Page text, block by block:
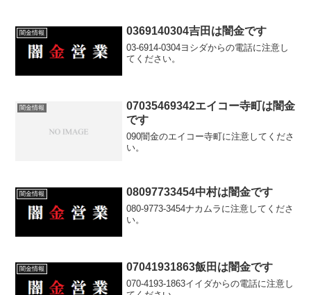
闇金情報 0369140304吉田は闇金です
03-6914-0304ヨシダからの電話に注意し
てください。
闇金情報
07035469342エイコー寺町は闇金
です
090闇金のエイコー寺町に注意してくださ
い。
闇金情報 08097733454中村は闇金です
080-9773-3454ナカムラに注意してくださ
い。
闇金情報 07041931863飯田は闇金です
070-4193-1863イイダからの電話に注意し